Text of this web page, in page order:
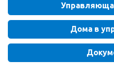
Дома в